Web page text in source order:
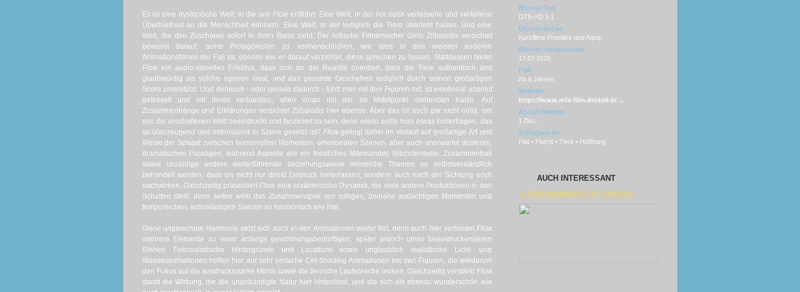
Es ist eine dystopische Welt, in die unsFlowentführt. Eine Welt, in der nur noch verlassene und verfallene
Überbleibsel an die Menschheit erinnern. Eine Welt, in der lediglich die Tiere überlebt haben. Und eine
Welt, die den Zuschauer sofort in ihren Bann zieht. Der lettische Filmemacher Gints Zilbalodis verzichtet
bewusst darauf, seine Protagonisten zu vermenschlichen, wie dies in den meisten anderen
Animationsfilmen der Fall ist, ebenso wie er darauf verzichtet, diese sprechen zu lassen. Stattdessen bietet
Flow ein audio-visuelles Erlebnis, dass sich an der Realität orientiert, dass die Tiere authentisch und
glaubwürdig als solche agieren lässt, und das gesamte Geschehen lediglich durch seinen großartigen
Score unterstützt. Und dennoch - oder gerade dadurch - fühlt man mit den Figuren mit, ist emotional absolut
gefesselt und mit ihnen verbunden, allen voran mit der im Mittelpunkt stehenden Katze. Auf
Zusammenhänge und Erklärungen verzichtet Zilbalodis hier ebenso. Aber das ist auch gar nicht nötig, um
von der erschaffenen Welt beeindruckt und fasziniert zu sein, denn wieso sollte man etwas hinterfragen, das
so überzeugend und mitreissend in Szene gesetzt ist? Flowgelingt dabei im Verlauf auf großartige Art und
Weise der Spagat zwischen humorvollen Momenten, emotionalen Szenen, aber auch unerwartet düsteren,
dramatischen Passagen, während Aspekte wie ein friedliches Miteinander, Nächstenliebe, Zusammenhalt
sowie unzählige andere weiterführende beziehungsweise lehrreiche Themen so selbstverständlich
behandelt werden, dass sie nicht nur direkt Eindruck hinterlassen, sondern auch nach der Sichtung noch
nachwirken. Gleichzeitig präsentiertFlow eine erzählerische Dynamik, die viele andere Produktionen in den
Schatten stellt, denn selten wirkt das Zusammenspiel von ruhigen, beinahe andächtigen Momenten und
temporeichen, actionlastigen Szenen so harmonisch wie hier.
Diese ungewohnte Harmonie setzt sich auch in den Animationen weiter fort, denn auch hier verbindet Flow
mehrere Elemente zu einer anfangs gewöhnungsbedürftigen, später jedoch umso beeindruckenderen
Einheit. Fotorealistische Hintergründe und Locations sowie unglaublich realistische Licht- und
Wasseranimationen treffen hier auf sehr einfache Cel-Shading Animationen bei den Figuren, die wiederum
den Fokus auf die ausdrucksstarke Mimik sowie die tierische Lautsprache lenken. Gleichzeitig verstärkt Flow
damit die Wirkung, die die ungebändigte Natur hier hinterlässt, und die sich als ebenso wunderschön wie
Blu-ray-Ton
DTS-HD 5.1
Blu-ray-Extras
Kurzfilme Priorities und Aqua
Blu-ray-Verkaufsstart
17.07.2025
FSK
Ab 6 Jahren
Website
https://www.mfa-film.de/dvd-bl ...
Anzahl Medien
1 Disc
Schlagwörter
Flut • Flucht • Tiere • Hoffnung
AUCH INTERESSANT
A FEW MOMENTS OF CHEERS